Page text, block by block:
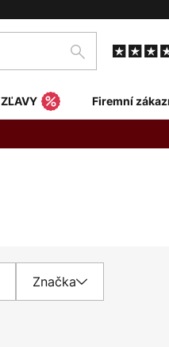
Hľadať
ZĽAVY Firemní
Značka